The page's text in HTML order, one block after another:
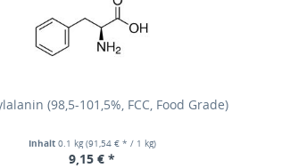
(98,5-101,5%, FCC, Food Grade)
Inhalt 0.1 kg(91,54 € * / 1 kg)
9,15 € *